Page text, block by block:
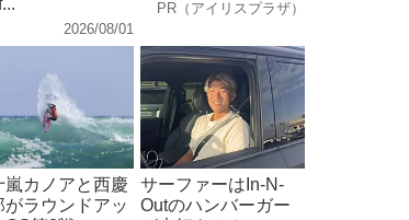
2026/08/01
PR（アイリスプラザ）
嵐カノアと西慶
がラウンドアッ
サーファーはIn-N-
Outのハンバーガー